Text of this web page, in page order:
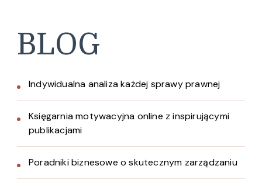
BLOG
Indywidualna analiza każdej sprawy prawnej
Księgarnia motywacyjna online z inspirującymi
publikacjami
Poradniki biznesowe o skutecznym zarządzaniu